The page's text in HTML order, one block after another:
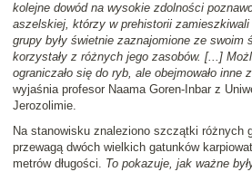
kolejne dowód na wysokie zdolności
aszelskiej, którzy w prehistorii
grupy były świetnie zaznajomione ze swoim
korzystały z różnych jego zasobów. [...]
ograniczało się do ryb, ale obejmowało inne
wyjaśnia profesor Naama Goren-Inbar z
Jerozolimie.
Na stanowisku znaleziono szczątki różnych
przewagą dwóch wielkich gatunków
metrów długości. To pokazuje, jak ważne